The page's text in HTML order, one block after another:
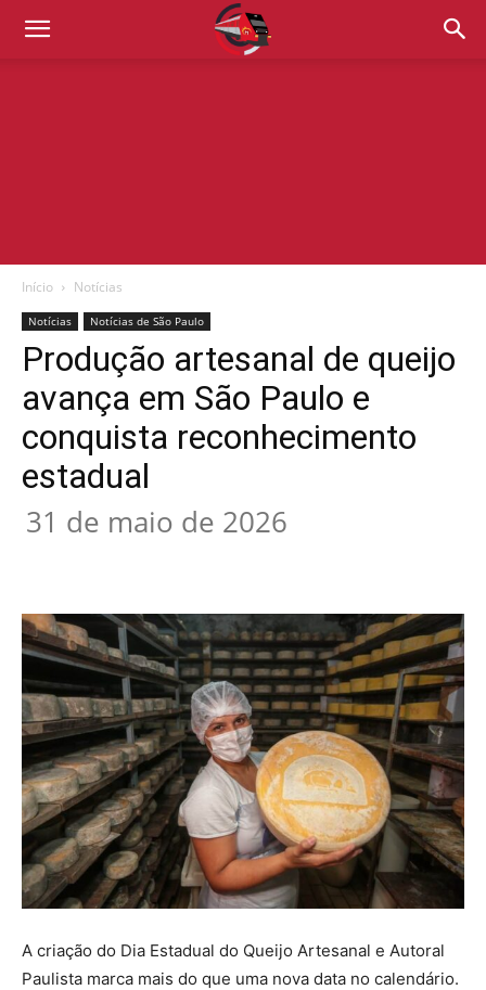
Início Notícias
Notícias Notícias de São Paulo
Produção artesanal de queijo
avança em São Paulo e
conquista reconhecimento
estadual
31 de maio de 2026
A criação do Dia Estadual do Queijo Artesanal e Autoral
Paulista marca mais do que uma nova data no calendário.